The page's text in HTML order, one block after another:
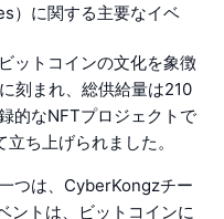
）に関する主要なイベ
ットコインの文化を象徴
刻まれ、総供給量は210
的なNFTプロジェクトで
ち上げられました。
つは、CyberKongzチー
ントは、ビットコインに